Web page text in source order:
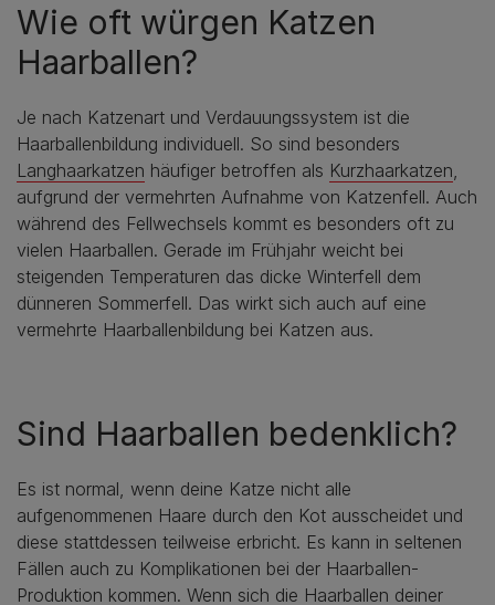
Wie oft würgen Katzen
Haarballen?
Je nach Katzenart und Verdauungssystem ist die
Haarballenbildung individuell. So sind besonders
Langhaarkatzen häufiger betroffen als Kurzhaarkatzen
aufgrund der vermehrten Aufnahme von Katzenfell. Auch
während des Fellwechsels kommt es besonders oft zu
vielen Haarballen. Gerade im Frühjahr weicht bei
steigenden Temperaturen das dicke Winterfell dem
dünneren Sommerfell. Das wirkt sich auch auf eine
vermehrte Haarballenbildung bei Katzen aus.
Sind Haarballen bedenklich?
Es ist normal, wenn deine Katze nicht alle
aufgenommenen Haare durch den Kot ausscheidet und
diese stattdessen teilweise erbricht. Es kann in seltenen
Fällen auch zu Komplikationen bei der Haarballen-
Produktion kommen. Wenn sich die Haarballen deiner